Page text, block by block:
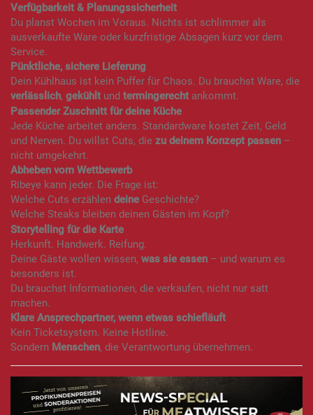
Verfügbarkeit & Planungssicherheit
Du planst Wochen im Voraus. Nichts ist schlimmer als
ausverkaufte Ware oder kurzfristige Absagen kurz vor dem
Service.
Pünktliche, sichere Lieferung
Dein Kühlhaus ist kein Puffer für Chaos. Du brauchst Ware, die
verlässlich, gekühlt und termingerecht ankommt.
Passender Zuschnitt für deine Küche
Jede Küche arbeitet anders. Standardware kostet Zeit, Geld
und Nerven. Du willst Cuts, die zu deinem Konzept passen –
nicht umgekehrt.
Abheben vom Wettbewerb
Ribeye kann jeder. Die Frage ist:
Welche Cuts erzählen deine Geschichte?
Welche Steaks bleiben deinen Gästen im Kopf?
Storytelling für die Karte
Herkunft. Handwerk. Reifung.
Deine Gäste wollen wissen, was sie essen – und warum es
besonders ist.
Du brauchst Informationen, die verkaufen, nicht nur satt
machen.
Klare Ansprechpartner, wenn etwas schiefläuft
Kein Ticketsystem. Keine Hotline.
Sondern Menschen, die Verantwortung übernehmen.